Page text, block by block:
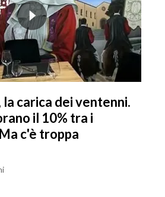
carica dei ventenni.
il 10% tra i
c'è troppa